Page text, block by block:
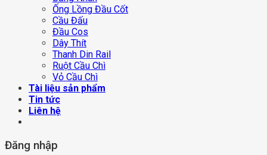
Ống Lồng Đầu Cốt
Cầu Đấu
Đầu Cos
Dây Thít
Thanh Din Rail
Ruột Cầu Chì
Vỏ Cầu Chì
Tài liệu sản phẩm
Tin tức
Liên hệ
Đăng nhập